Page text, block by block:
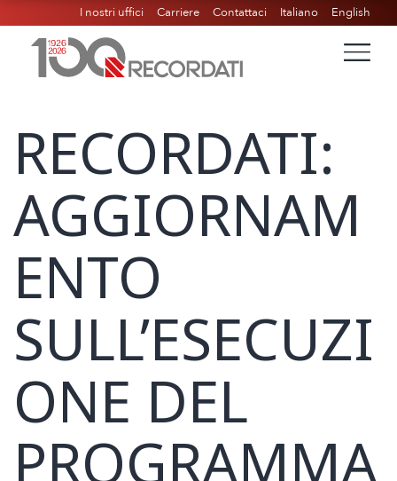
I nostri uffici Carriere Contattaci Italiano English
RECORDATI:
AGGIORNAM
ENTO
SULL’ESECUZI
ONE DEL